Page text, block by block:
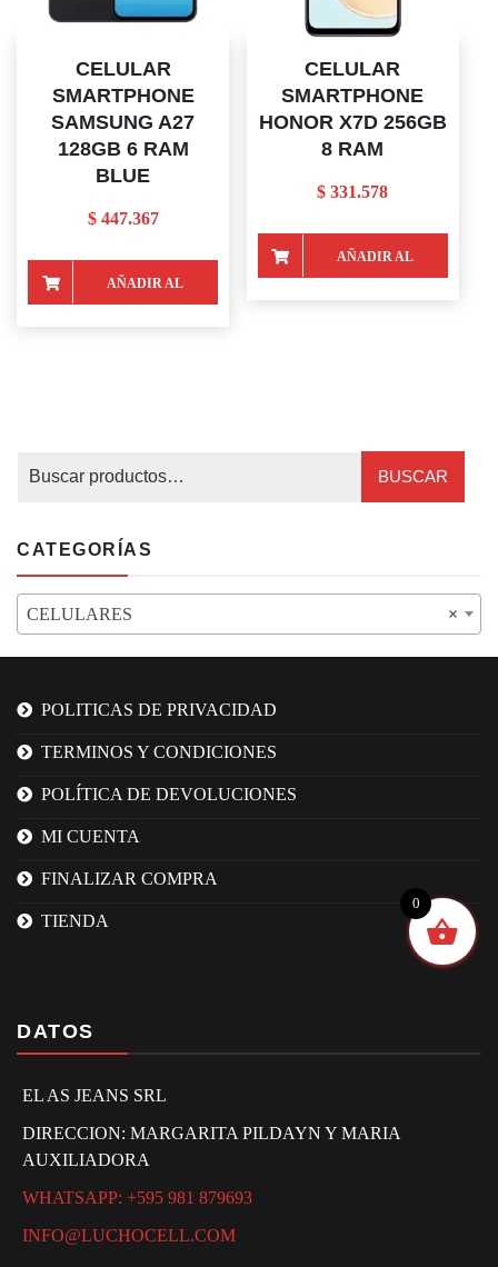
CELULAR
SMARTPHONE
SAMSUNG A27
128GB 6 RAM
BLUE
$447.367
AÑADIR AL
CELULAR
SMARTPHONE
HONOR X7D 256GB
8 RAM
$ 331.578
AÑADIR AL
BUSCAR
CATEGORÍAS
×
CELULARES
POLITICAS DE PRIVACIDAD
TERMINOS Y CONDICIONES
POLÍTICA DE DEVOLUCIONES
MI CUENTA
FINALIZAR COMPRA
TIENDA
DATOS
EL AS JEANS SRL
DIRECCION: MARGARITA PILDAYN Y MARIA
AUXILIADORA
WHATSAPP: +595 981 879693
INFO@LUCHOCELL.COM
0